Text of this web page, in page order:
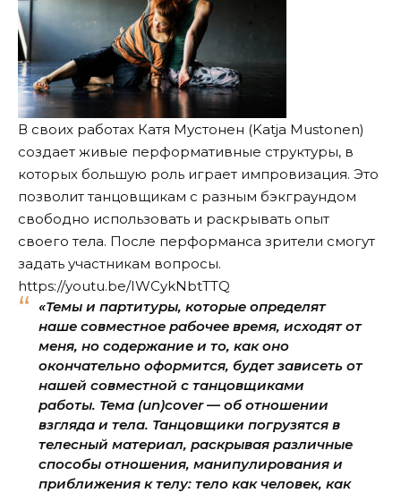
В своих работах Катя Мустонен (Katja Mustonen)
создает живые перформативные структуры, в
которых большую роль играет импровизация. Это
позволит танцовщикам с разным бэкграундом
свободно использовать и раскрывать опыт
своего тела. После перформанса зрители смогут
задать участникам вопросы.
https://youtu.be/IWCykNbtTTQ
«Темы и партитуры, которые определят
наше совместное рабочее время, исходят от
меня, но содержание и то, как оно
окончательно оформится, будет зависеть от
нашей совместной с танцовщиками
работы. Тема (un)cover — об отношении
взгляда и тела. Танцовщики погрузятся в
телесный материал, раскрывая различные
способы отношения, манипулирования и
приближения к телу: тело как человек, как